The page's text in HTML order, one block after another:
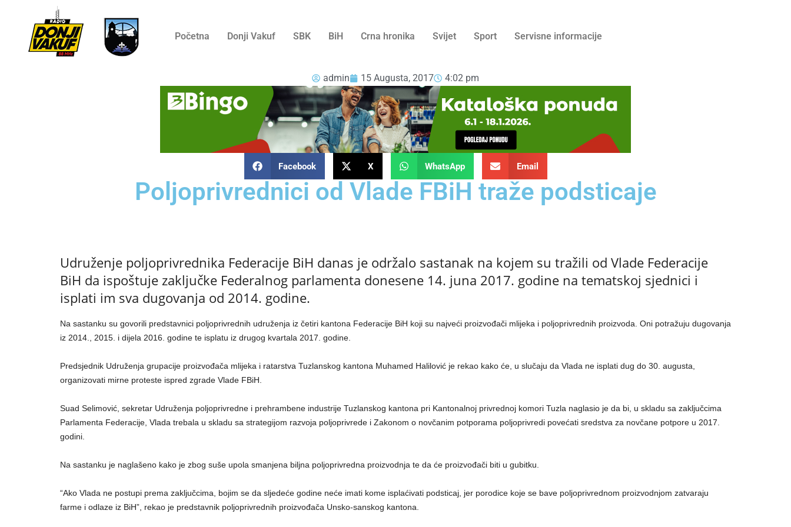
Početna Donji Vakuf SBK BiH Crna hronika Svijet Sport Servisne informacije
admin 15 Augusta, 2017 4:02 pm
Facebook X WhatsApp Email
Poljoprivrednici od Vlade FBiH traže podsticaje
Udruženje poljoprivrednika Federacije BiH danas je održalo sastanak na kojem su tražili od Vlade Federacije
BiH da ispoštuje zaključke Federalnog parlamenta donesene 14. juna 2017. godine na tematskoj sjednici i
isplati im sva dugovanja od 2014. godine.
Na sastanku su govorili predstavnici poljoprivrednih udruženja iz četiri kantona Federacije BiH koji su najveći proizvođači mlijeka i poljoprivrednih proizvoda. Oni potražuju dugovanja
iz 2014., 2015. i dijela 2016. godine te isplatu iz drugog kvartala 2017. godine.
Predsjednik Udruženja grupacije proizvođača mlijeka i ratarstva Tuzlanskog kantona Muhamed Halilović je rekao kako će, u slučaju da Vlada ne isplati dug do 30. augusta,
organizovati mirne proteste ispred zgrade Vlade FBiH.
Suad Selimović, sekretar Udruženja poljoprivredne i prehrambene industrije Tuzlanskog kantona pri Kantonalnoj privrednoj komori Tuzla naglasio je da bi, u skladu sa zaključcima
Parlamenta Federacije, Vlada trebala u skladu sa strategijom razvoja poljoprivrede i Zakonom o novčanim potporama poljoprivredi povećati sredstva za novčane potpore u 2017.
godini.
Na sastanku je naglašeno kako je zbog suše upola smanjena biljna poljoprivredna proizvodnja te da će proizvođači biti u gubitku.
“Ako Vlada ne postupi prema zaključcima, bojim se da sljedeće godine neće imati kome isplaćivati podsticaj, jer porodice koje se bave poljoprivrednom proizvodnjom zatvaraju
farme i odlaze iz BiH”, rekao je predstavnik poljoprivrednih proizvođača Unsko-sanskog kantona.